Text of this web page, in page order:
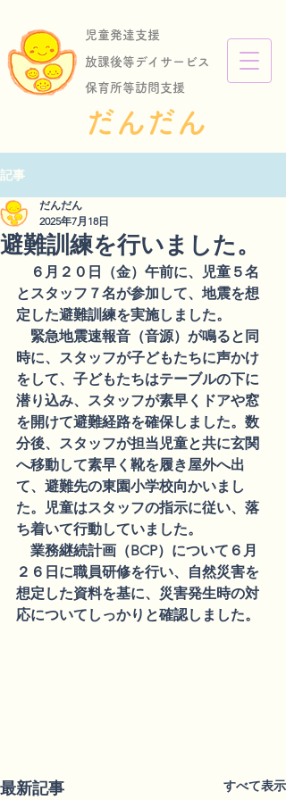
児童発達支援
保育所等訪問支援
放課後等デイサービス
​だんだん
記事
避難訓練を行いました。
だんだん
2025年7月18日
６月２０日（金）午前に、児童５名
とスタッフ７名が参加して、地震を想
定した避難訓練を実施しました。
緊急地震速報音（音源）が鳴ると同
時に、スタッフが子どもたちに声かけ
をして、子どもたちはテーブルの下に
潜り込み、スタッフが素早くドアや窓
を開けて避難経路を確保しました。数
分後、スタッフが担当児童と共に玄関
へ移動して素早く靴を履き屋外へ出
て、避難先の東園小学校向かいまし
た。児童はスタッフの指示に従い、落
ち着いて行動していました。
業務継続計画（BCP）について６月
２６日に職員研修を行い、自然災害を
想定した資料を基に、災害発生時の対
応についてしっかりと確認しました。
最新記事 すべて表示